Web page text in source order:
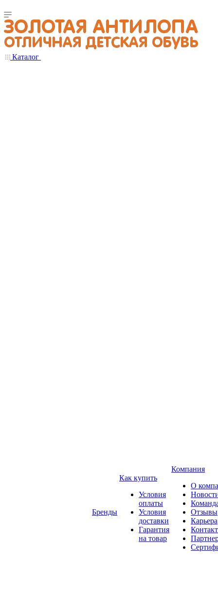
Каталог
Бренды
Как купить
Условия
оплаты
Условия
доставки
Гарантия
на товар
Компания
О
Отзывы
Карьера